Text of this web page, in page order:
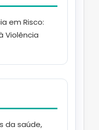
em Risco:
Violência
da saúde,